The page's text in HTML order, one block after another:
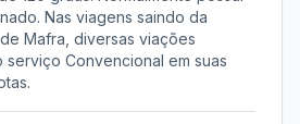
Nas viagens saindo da
Mafra , diversas viações
serviço Convencional em suas